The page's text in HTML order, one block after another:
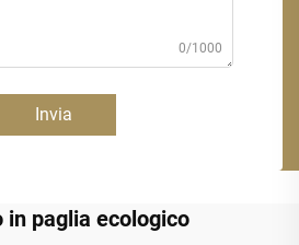
0/1000
Invia
in paglia ecologico